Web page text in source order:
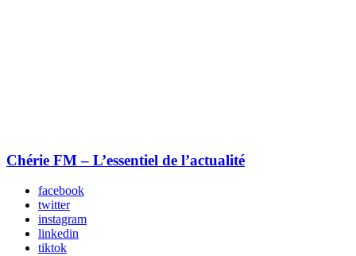
Chérie FM – L’essentiel de l’actualité
facebook
twitter
instagram
linkedin
tiktok